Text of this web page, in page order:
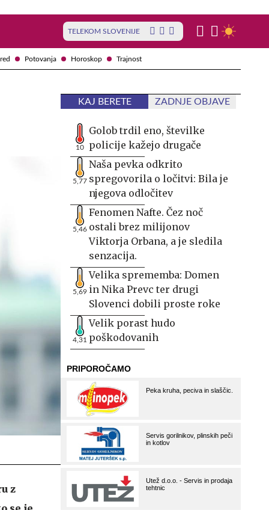
Potovanja Horoskop Trajnost
TELEKOM SLOVENIJE
z
KAJ BERETE ZADNJE OBJAVE
10
Golob trdil eno, številke
policije kažejo drugače
5,77
Naša pevka odkrito
spregovorila o ločitvi: Bila je
njegova odločitev
5,46
Fenomen Nafte. Čez noč
ostali brez milijonov
Viktorja Orbana, a je sledila
senzacija.
5,69
Velika sprememba: Domen
in Nika Prevc ter drugi
Slovenci dobili proste roke
4,31
Velik porast hudo
poškodovanih